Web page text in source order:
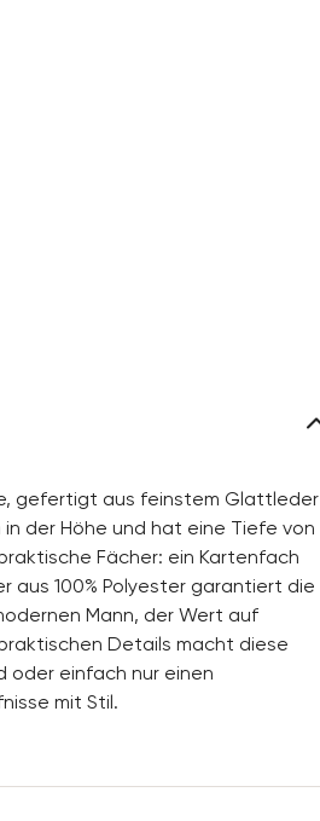
gefertigt aus feinstem Glattleder
in der Höhe und hat eine Tiefe von
Fächer: ein Kartenfach
aus 100% Polyester garantiert die
Mann, der Wert auf
Details macht diese
oder einfach nur einen
mit Stil.